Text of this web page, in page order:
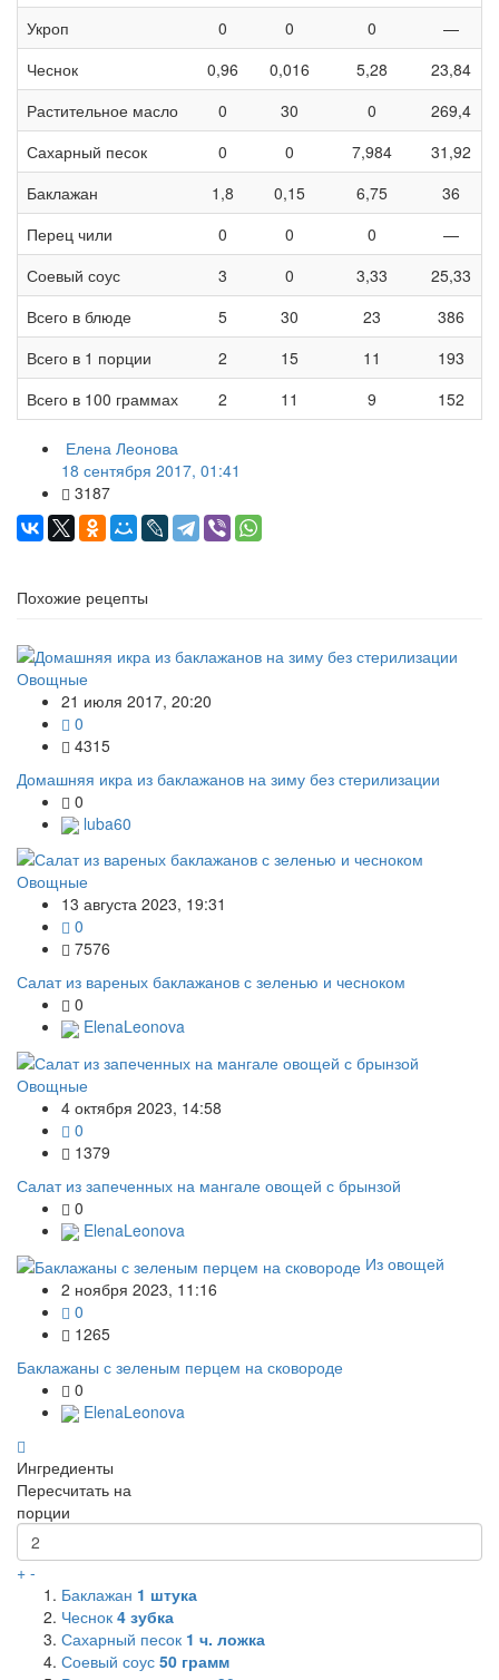
Укроп
0 0 0
—
Чеснок
0,96 0,016 5,28
23,84
Растительное масло
0 30 0
269,4
Сахарный песок
0 0 7,984
31,92
Баклажан
1,8 0,15 6,75
36
Перец чили
0 0 0
—
Соевый соус
3 0 3,33
25,33
Всего в блюде
5 30 23
386
Всего в 1 порции
2 15 11
193
Всего в 100 граммах
2 11 9 152
Елена Леонова
18 сентября 2017, 01:41
3187
Похожие рецепты
Овощные
21 июля 2017, 20:20
0
4315
Домашняя икра из баклажанов на зиму без стерилизации
0
luba60
Овощные
13 августа 2023, 19:31
0
7576
Салат из вареных баклажанов с зеленью и чесноком
0
ElenaLeonova
Овощные
4 октября 2023, 14:58
0
1379
Салат из запеченных на мангале овощей с брынзой
0
ElenaLeonova
Из овощей
2 ноября 2023, 11:16
0
1265
Баклажаны с зеленым перцем на сковороде
0
ElenaLeonova
Ингредиенты
Пересчитать на
порции
+ -
Баклажан 1 штука
Чеснок 4 зубка
Сахарный песок 1 ч. ложка
Соевый соус 50 грамм